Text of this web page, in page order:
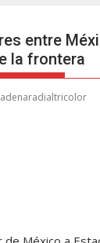
entre
la frontera